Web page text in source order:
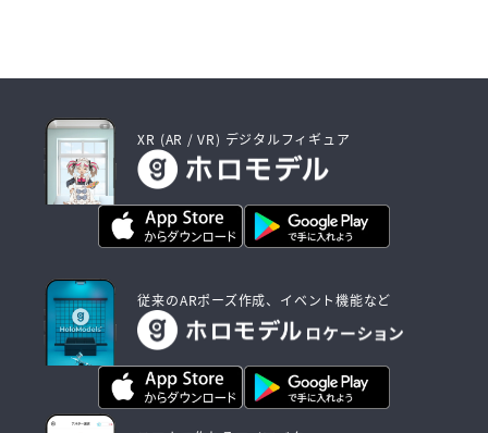
XR (AR / VR) デジタルフィギュア
従来のARポーズ作成、イベント機能など